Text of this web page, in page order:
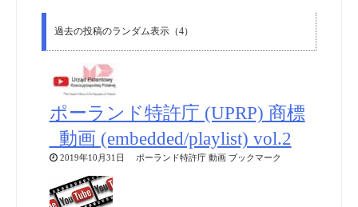
過去の投稿のランダム表示（4）
ポーランド特許庁 (UPRP) 商標
_動画 (embedded/playlist) vol.2
2019年10月31日 ポーランド特許庁 動画 ブックマーク